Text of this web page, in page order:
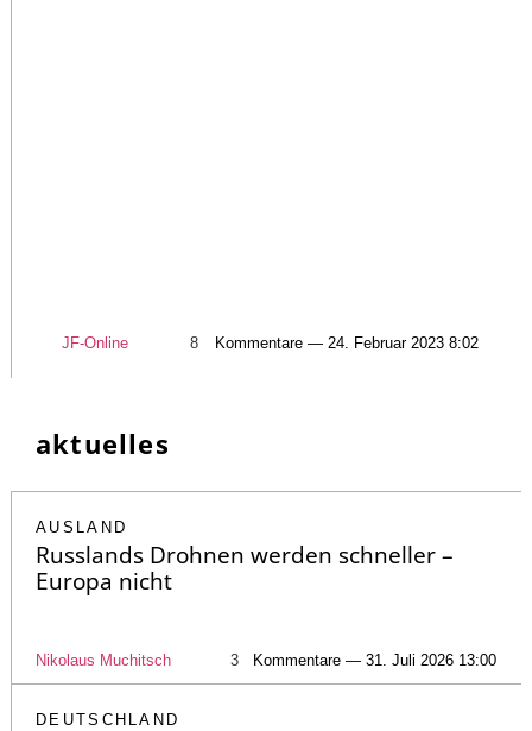
JF-Online 8 Kommentare — 24. Februar 2023 8:02
aktuelles
AUSLAND
Russlands Drohnen werden schneller –
Europa nicht
Nikolaus Muchitsch 3 Kommentare — 31. Juli 2026 13:00
DEUTSCHLAND